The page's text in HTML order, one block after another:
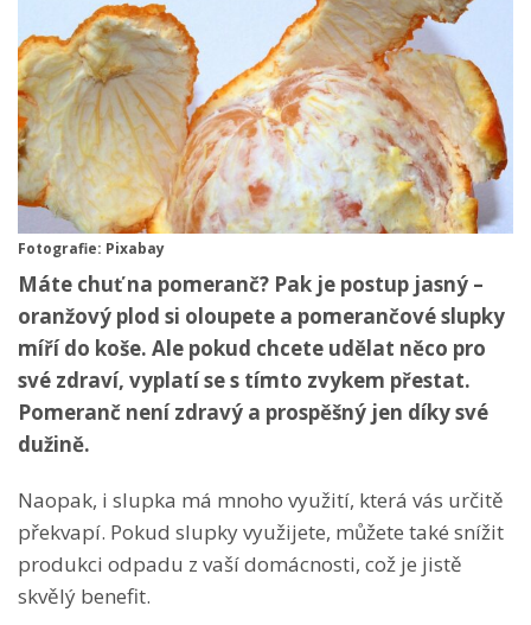
Fotografie: Pixabay
Máte chuť na pomeranč? Pak je postup jasný –
oranžový plod si oloupete a pomerančové slupky
míří do koše. Ale pokud chcete udělat něco pro
své zdraví, vyplatí se s tímto zvykem přestat.
Pomeranč není zdravý a prospěšný jen díky své
dužině.
Naopak, i slupka má mnoho využití, která vás určitě
překvapí. Pokud slupky využijete, můžete také snížit
produkci odpadu z vaší domácnosti, což je jistě
skvělý benefit.